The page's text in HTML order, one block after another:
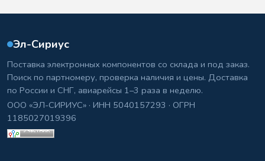
Эл-Сириус
Поставка электронных компонентов со склада и под заказ.
Поиск по партномеру, проверка наличия и цены. Доставка
по России и СНГ, авиарейсы 1–3 раза в неделю.
ООО «ЭЛ-СИРИУС» · ИНН 5040157293 · ОГРН
1185027019396